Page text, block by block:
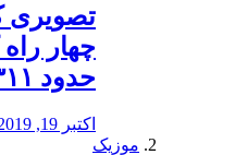
️تصویری
چهار راه
حدود ۱۳۱۱ه ش
اکتبر 19, 2019
موزیک